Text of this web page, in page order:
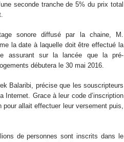
seconde tranche de 5% du prix total
sonore diffusé par la chaine, M.
la date à laquelle doit être effectué la
assurant sur la lancée que la pré-
débutera le 30 mai 2016.
Balaribi, précise que les souscripteurs
Internet. Grace à leur code d’inscription
allait effectuer leur versement puis,
de personnes sont inscrits dans le